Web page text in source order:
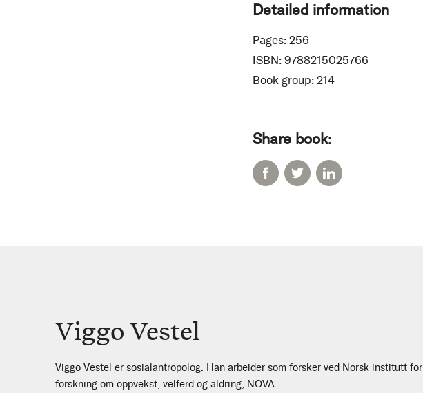
Detailed information
Pages: 256
ISBN: 9788215025766
Book group: 214
Share book:
Viggo Vestel
Viggo Vestel er sosialantropolog. Han arbeider som forsker ved Norsk institutt for
forskning om oppvekst, velferd og aldring, NOVA.